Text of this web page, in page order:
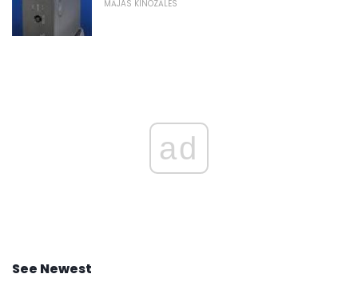
MĀJAS KINOZĀLES
ad
See Newest